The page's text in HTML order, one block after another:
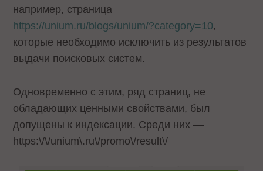
например, страница
https://unium.ru/blogs/unium/?category=10,
которые необходимо исключить из результатов
выдачи поисковых систем.
Одновременно с этим, ряд страниц, не
обладающих ценными свойствами, был
допущены к индексации. Среди них —
https:\/\/unium\.ru\/promo\/result\/